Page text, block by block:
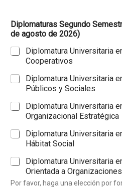
Diplomaturas Segundo
de agosto de 2026)
Diplomatura Universitaria
Cooperativos
Diplomatura Universitaria
Públicos y Sociales
Diplomatura Universitaria
Organizacional Estratégica
Diplomatura Universitaria
Hábitat Social
Diplomatura Universitaria
Orientada a
Por favor, haga una elección por